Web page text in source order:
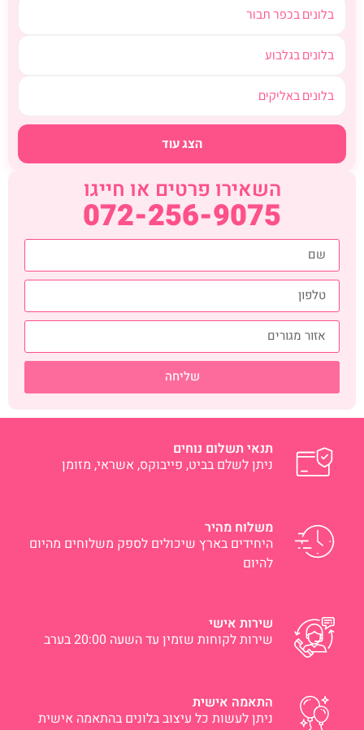
בלונים בכפר תבור
בלונים בגלבוע
בלונים באליקים
הצג עוד
השאירו פרטים או חייגו
072-256-9075
שליחה
תנאי תשלום נוחים
ניתן לשלם בביט, פייבוקס, אשראי, מזומן
משלוח מהיר
היחידים בארץ שיכולים לספק משלוחים מהיום
להיום
שירות אישי
שירות לקוחות שזמין עד השעה 20:00 בערב
התאמה אישית
ניתן לעשות כל עיצוב בלונים בהתאמה אישית